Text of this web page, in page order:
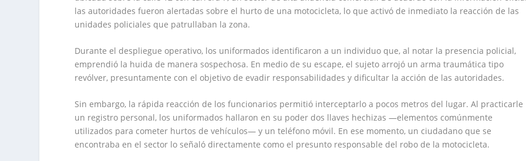
las autoridades fueron alertadas sobre el hurto de una motocicleta, lo que activó de inmediato la reacción de las
unidades policiales que patrullaban la zona.
Durante el despliegue operativo, los uniformados identificaron a un individuo que, al notar la presencia policial,
emprendió la huida de manera sospechosa. En medio de su escape, el sujeto arrojó un arma traumática tipo
revólver, presuntamente con el objetivo de evadir responsabilidades y dificultar la acción de las autoridades.
Sin embargo, la rápida reacción de los funcionarios permitió interceptarlo a pocos metros del lugar. Al practicarle
un registro personal, los uniformados hallaron en su poder dos llaves hechizas —elementos comúnmente
utilizados para cometer hurtos de vehículos— y un teléfono móvil. En ese momento, un ciudadano que se
encontraba en el sector lo señaló directamente como el presunto responsable del robo de la motocicleta.